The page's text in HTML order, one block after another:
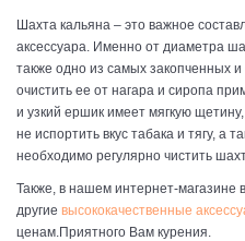
Шахта кальяна – это важное
аксессуара. Именно от диаметра
также одно из самых закопченных
очистить ее от нагара и сиропа
и узкий ершик имеет мягкую
не испортить вкус табака и тягу, а
необходимо регулярно чистить
Также, в нашем интернет-магазине
другие высококачественные
ценам.Приятного Вам курения.